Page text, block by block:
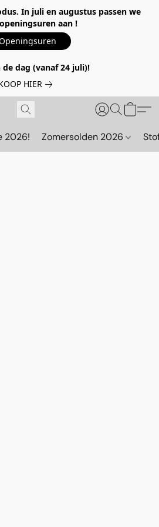
In juli en augustus passen we
aan !
de dag (vanaf 24 juli)!
HIER
2026! Zomersolden 2026